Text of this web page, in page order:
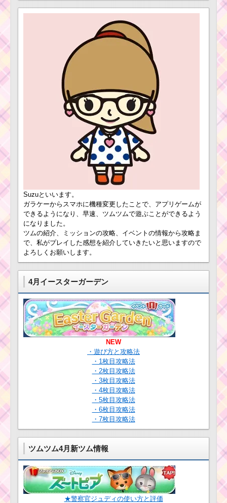
レイで400枚稼ぐため
の方法
プーさんファミリー
を使って合計で250万
点を稼ぐ方法
初心者が1プレイで50
万点を稼ぐための方法
ミッキーを1プレイで
100個消した攻略法
初心者が1プレイで経
験値160EXPを稼ぐた
使うのにコインを使わ
ない方法
初心者がミッキー&フ
レンズを合計で2000個
を消した方法
経験値を合計で
2500EXP稼ぐ方法
1プレイ中に5回恋人
を呼ぶスキルを使って
クリアした方法
Suzuといいます。
ガラケーからスマホに機種変更したことで、アプリゲームが
できるようになり、早速、ツムツムで遊ぶことができるよう
になりました。
ツムの紹介、ミッションの攻略、イベントの情報から攻略ま
で、私がプレイした感想を紹介していきたいと思いますので
よろしくお願いします。
4月イースターガーデン
NEW
・遊び方と攻略法
・1枚目攻略法
・2枚目攻略法
・3枚目攻略法
・4枚目攻略法
・5枚目攻略法
・6枚目攻略法
・7枚目攻略法
ツムツム4月新ツム情報
★警察官ジュディの使い方と評価